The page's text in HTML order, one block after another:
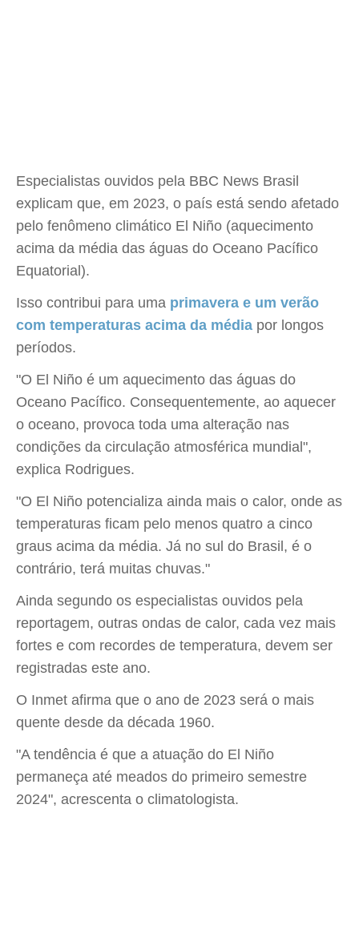
Especialistas ouvidos pela BBC News Brasil
explicam que, em 2023, o país está sendo afetado
pelo fenômeno climático El Niño (aquecimento
acima da média das águas do Oceano Pacífico
Equatorial).
Isso contribui para uma primavera e um verão
com temperaturas acima da média por longos
períodos.
"O El Niño é um aquecimento das águas do
Oceano Pacífico. Consequentemente, ao aquecer
o oceano, provoca toda uma alteração nas
condições da circulação atmosférica mundial",
explica Rodrigues.
"O El Niño potencializa ainda mais o calor, onde as
temperaturas ficam pelo menos quatro a cinco
graus acima da média. Já no sul do Brasil, é o
contrário, terá muitas chuvas."
Ainda segundo os especialistas ouvidos pela
reportagem, outras ondas de calor, cada vez mais
fortes e com recordes de temperatura, devem ser
registradas este ano.
O Inmet afirma que o ano de 2023 será o mais
quente desde da década 1960.
"A tendência é que a atuação do El Niño
permaneça até meados do primeiro semestre
2024", acrescenta o climatologista.